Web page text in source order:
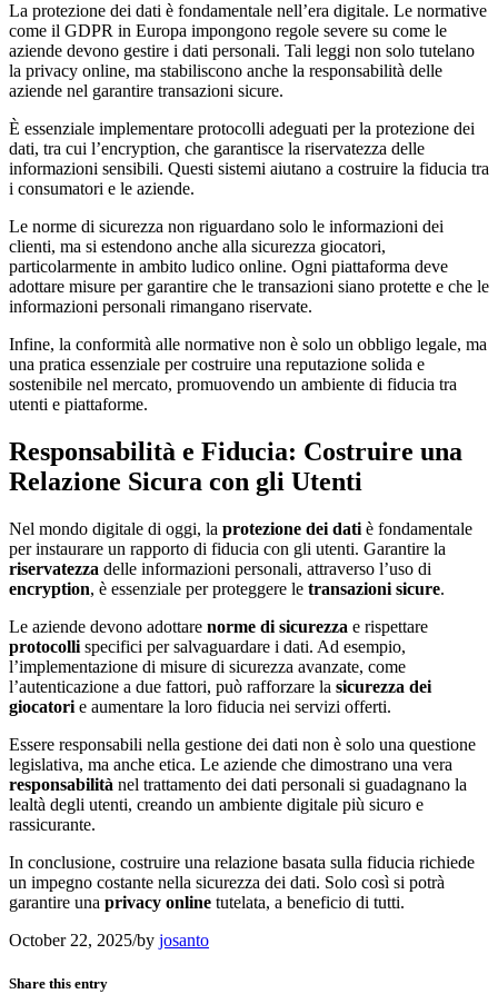
La protezione dei dati è fondamentale nell’era digitale. Le normative
come il GDPR in Europa impongono regole severe su come le
aziende devono gestire i dati personali. Tali leggi non solo tutelano
la privacy online, ma stabiliscono anche la responsabilità delle
aziende nel garantire transazioni sicure.
È essenziale implementare protocolli adeguati per la protezione dei
dati, tra cui l’encryption, che garantisce la riservatezza delle
informazioni sensibili. Questi sistemi aiutano a costruire la fiducia tra
i consumatori e le aziende.
Le norme di sicurezza non riguardano solo le informazioni dei
clienti, ma si estendono anche alla sicurezza giocatori,
particolarmente in ambito ludico online. Ogni piattaforma deve
adottare misure per garantire che le transazioni siano protette e che le
informazioni personali rimangano riservate.
Infine, la conformità alle normative non è solo un obbligo legale, ma
una pratica essenziale per costruire una reputazione solida e
sostenibile nel mercato, promuovendo un ambiente di fiducia tra
utenti e piattaforme.
Responsabilità e Fiducia: Costruire una
Relazione Sicura con gli Utenti
Nel mondo digitale di oggi, la protezione dei dati è fondamentale
per instaurare un rapporto di fiducia con gli utenti. Garantire la
riservatezza delle informazioni personali, attraverso l’uso di
encryption, è essenziale per proteggere le transazioni sicure.
Le aziende devono adottare norme di sicurezza e rispettare
protocolli specifici per salvaguardare i dati. Ad esempio,
l’implementazione di misure di sicurezza avanzate, come
l’autenticazione a due fattori, può rafforzare la sicurezza dei
giocatori e aumentare la loro fiducia nei servizi offerti.
Essere responsabili nella gestione dei dati non è solo una questione
legislativa, ma anche etica. Le aziende che dimostrano una vera
responsabilità nel trattamento dei dati personali si guadagnano la
lealtà degli utenti, creando un ambiente digitale più sicuro e
rassicurante.
In conclusione, costruire una relazione basata sulla fiducia richiede
un impegno costante nella sicurezza dei dati. Solo così si potrà
garantire una privacy online tutelata, a beneficio di tutti.
October 22, 2025/by josanto
Share this entry